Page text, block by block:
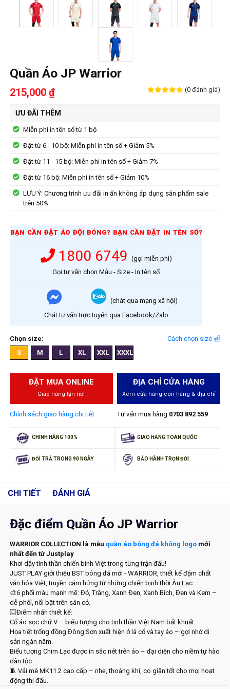
Quần Áo JP Warrior
215,000 ₫ (0 đánh giá)
ƯU ĐÃI THÊM
Miễn phí in tên số từ 1 bộ
Đặt từ 6 - 10 bộ: Miễn phí in tên số + Giảm 5%
Đặt từ 11 - 15 bộ: Miễn phí in tên số + Giảm 7%
Đặt từ 16 bộ: Miễn phí in tên số + Giảm 10%
LƯU Ý: Chương trình ưu đãi in ấn không áp dụng sản phẩm sale
trên 50%
BẠN CẦN ĐẶT ÁO ĐỘI BÓNG? BẠN CẦN ĐẶT IN TÊN SỐ?
1800 6749 (gọi miễn phí)
Gọi tư vấn chọn Mẫu - Size - In tên số
(chát qua mạng xã hội)
Chát tư vấn trực tuyến qua Facebook/Zalo
Chọn size:
Cách chọn size
S
M L XL XXL XXXL
ĐẶT MUA ONLINE
Giao hàng tận nơi
Chính sách giao hàng chi tiết
ĐỊA CHỈ CỬA HÀNG
Xem cửa hàng còn hàng & địa chỉ
Tư vấn mua hàng 0703 892 559
CHÍNH HÃNG 100% GIAO HÀNG TOÀN QUỐC
ĐỔI TRẢ TRONG 90 NGÀY BẢO HÀNH TRỌN ĐỜI
CHI TIẾT ĐÁNH GIÁ
Đặc điểm Quần Áo JP Warrior
WARRIOR COLLECTION là mẫu quần áo bóng đá không logomới
nhất đến từ Justplay
Khơi dậy tinh thần chiến binh Việt trong từng trận đấu!
JUST PLAY giới thiệu BST bóng đá mới - WARRIOR , thiết kế đậm chất
văn hóa Việt, truyền cảm hứng từ những chiến binh thời Âu Lạc.
🎨6 phối màu mạnh mẽ: Đỏ, Trắng, Xanh Đen, Xanh Bích, Đen và Kem –
dễ phối, nổi bật trên sân cỏ.
💥Điểm nhấn thiết kế:
Cổ áo sọc chữ V– biểu tượng cho tinh thần Việt Nam bất khuất.
Họa tiết trống đồng Đông Sơn xuất hiện ở lá cổ và tay áo – gợi nhớ di
sản ngàn năm.
Biểu tượng Chim Lạcđược in sắc nét trên áo – đại diện cho niềm tự hào
dân tộc.
🧵 Vải mè MK11.2 cao cấp – nhẹ, thoáng khí, co giãn tốt cho mọi hoạt
động thi đấu.